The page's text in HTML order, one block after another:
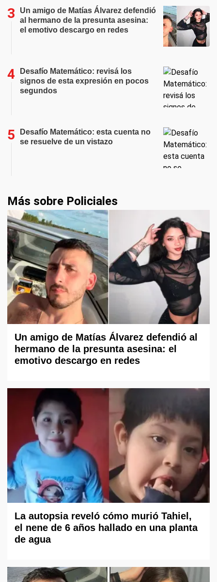
Un amigo de Matías Álvarez defendió
al hermano de la presunta asesina:
el emotivo descargo en redes
Desafío Matemático: revisá los
signos de esta expresión en pocos
segundos
Desafío Matemático: esta cuenta no
se resuelve de un vistazo
Más sobre Policiales
Un amigo de Matías Álvarez defendió al
hermano de la presunta asesina: el
emotivo descargo en redes
La autopsia reveló cómo murió Tahiel,
el nene de 6 años hallado en una planta
de agua